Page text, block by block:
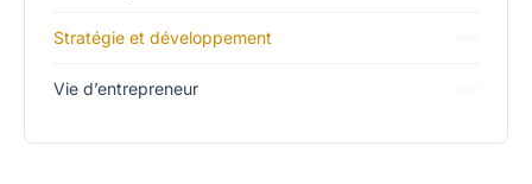
Stratégie et développement
Vie d’entrepreneur